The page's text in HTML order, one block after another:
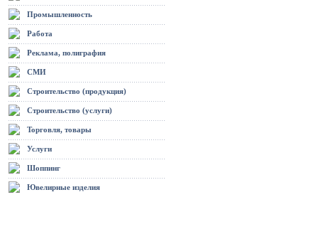
Промышленность
Работа
Реклама, полиграфия
СМИ
Строительство (продукция)
Строительство (услуги)
Торговля, товары
Услуги
Шоппинг
Ювелирные изделия